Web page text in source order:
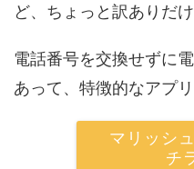
ど、ちょっと訳ありだ
電話番号を交換せずに
あって、特徴的なアプ
マリッシ
チ